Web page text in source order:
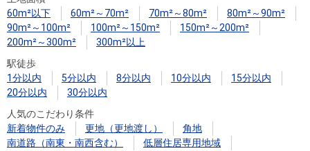
ック）
60m²以下
60m²～70m² 70m²～80m²
80m²～90m²
90m²～100m²
100m²～150m²
150m²～200m²
200m²～300m²
300m²以上
駅徒歩
1分以内
5分以内 8分以内 10分以内
15分以内
20分以内
30分以内
人気のこだわり条件
新着物件のみ
更地（更地渡し）
角地
南道路（南東・南西含む）
低層住居専用地域